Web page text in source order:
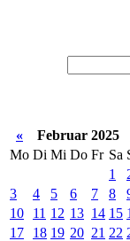
« Februar 2025
Mo Di Mi Do Fr Sa
1
3
4 5 6 7 8
10
11 12 13 14 15
17
18 19 20 21 22